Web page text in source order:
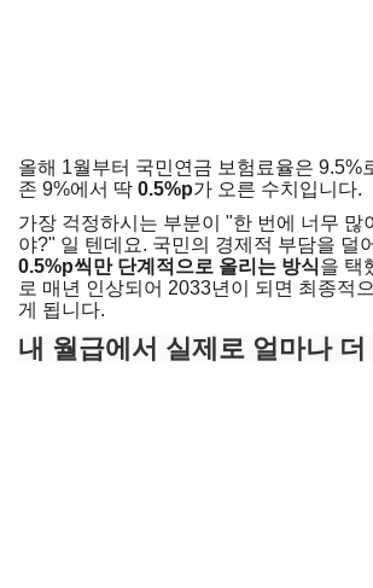
올해 1월부터 국민연금 보험료율은 9.5%
존 9%에서 딱 0.5%p가 오른 수치입니다.
가장 걱정하시는 부분이 "한 번에 너무 많
야?" 일 텐데요. 국민의 경제적 부담을 덜
0.5%p씩만 단계적으로 올리는 방식을 택
로 매년 인상되어 2033년이 되면 최종적
게 됩니다.
내 월급에서 실제로 얼마나